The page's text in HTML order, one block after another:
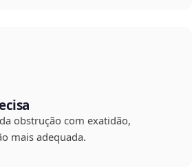
obstrução com exatidão,
mais adequada.